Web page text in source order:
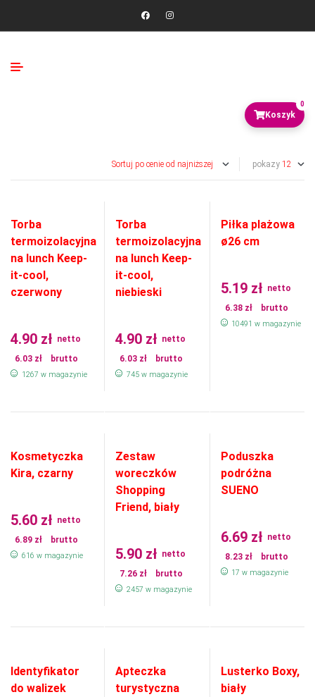
0
pokazy
Torba
termoizolacyjna
na lunch Keep-
it-cool,
czerwony
4.90 zł netto
6.03 zł brutto
1267 w magazynie
Torba
termoizolacyjna
na lunch Keep-
it-cool,
niebieski
4.90 zł netto
6.03 zł brutto
745 w magazynie
Piłka plażowa
ø26 cm
5.19 zł netto
6.38 zł brutto
10491 w magazynie
Kosmetyczka
Kira, czarny
5.60 zł netto
6.89 zł brutto
616 w magazynie
Zestaw
woreczków
Shopping
Friend, biały
5.90 zł netto
7.26 zł brutto
2457 w magazynie
Poduszka
podróżna
SUENO
6.69 zł netto
8.23 zł brutto
17 w magazynie
Identyfikator
do walizek
Apteczka
turystyczna
Lusterko Boxy,
biały